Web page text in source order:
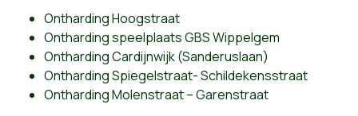
Ontharding Hoogstraat
Ontharding speelplaats GBS Wippelgem
Ontharding Cardijnwijk (Sanderuslaan)
Ontharding Spiegelstraat- Schildekensstraat
Ontharding Molenstraat – Garenstraat